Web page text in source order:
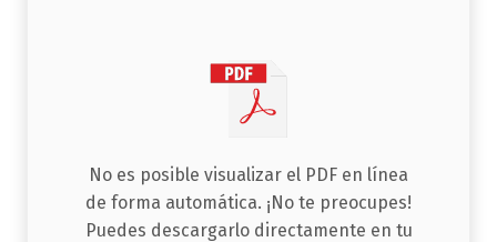
No es posible visualizar el PDF en línea
de forma automática. ¡No te preocupes!
Puedes descargarlo directamente en tu